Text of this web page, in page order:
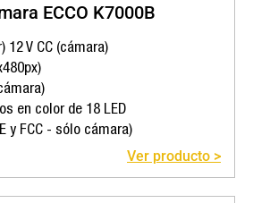
ECCO K7000B
12 V CC (cámara)
en color de 18 LED
y FCC - sólo cámara)
Ver producto >